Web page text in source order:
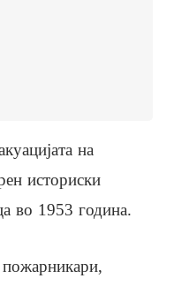
на
историски
во 1953 година.